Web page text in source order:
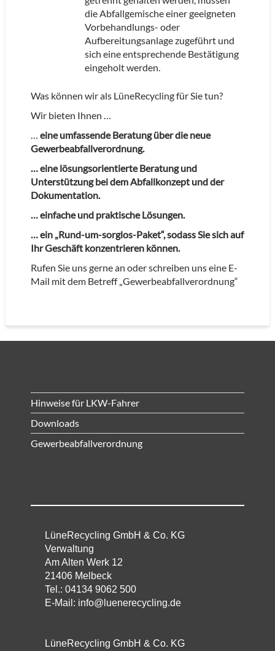
die Abfallgemische einer geeigneten
Vorbehandlungs- oder
Aufbereitungsanlage zugeführt und
sich eine entsprechende Bestätigung
eingeholt werden.
Was können wir als LüneRecycling für Sie tun?
Wir bieten Ihnen …
… eine umfassende Beratung über die neue
Gewerbeabfallverordnung.
… eine lösungsorientierte Beratung und
Unterstützung bei dem Abfallkonzept und der
Dokumentation.
… einfache und praktische Lösungen.
… ein „Rund-um-sorglos-Paket“, sodass Sie sich auf
Ihr Geschäft konzentrieren können.
Rufen Sie uns gerne an oder schreiben uns eine E-
Mail mit dem Betreff „Gewerbeabfallverordnung“
Hinweise für LKW-Fahrer
Downloads
Gewerbeabfallverordnung
LüneRecycling GmbH & Co. KG
Verwaltung
Am Alten Werk 12
21406 Melbeck
Tel.: 04134 9062 500
E-Mail: info@luenerecycling.de
LüneRecycling GmbH & Co. KG